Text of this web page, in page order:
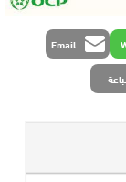
Email